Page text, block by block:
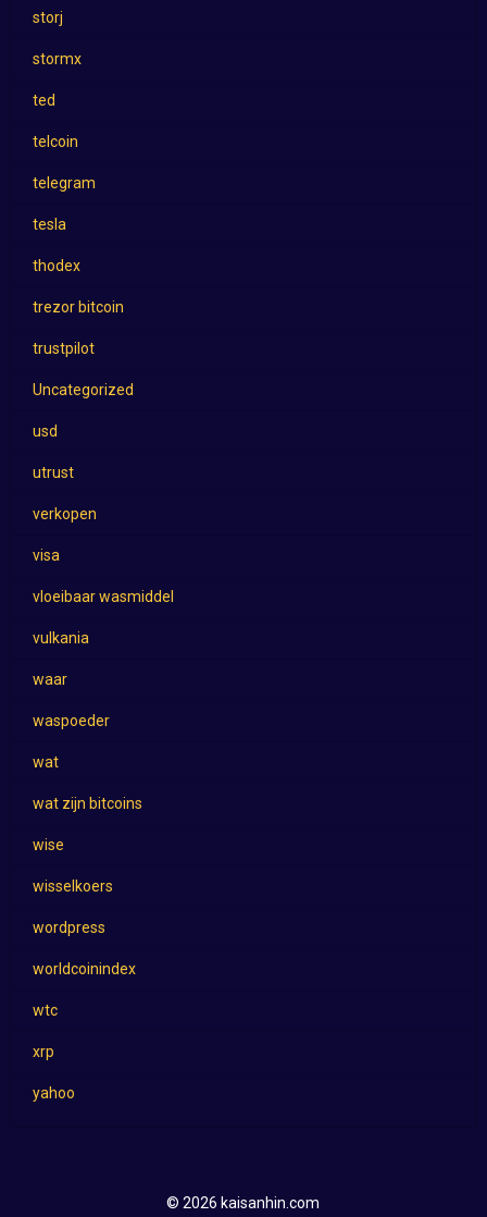
storj
stormx
ted
telcoin
telegram
tesla
thodex
trezor bitcoin
trustpilot
Uncategorized
usd
utrust
verkopen
visa
vloeibaar wasmiddel
vulkania
waar
waspoeder
wat
wat zijn bitcoins
wise
wisselkoers
wordpress
worldcoinindex
wtc
xrp
yahoo
© 2026 kaisanhin.com